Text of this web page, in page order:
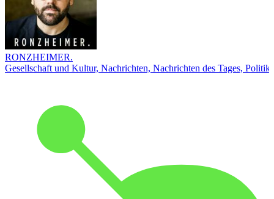
RONZHEIMER.
Gesellschaft und Kultur, Nachrichten, Nachrichten des Tages, Politik